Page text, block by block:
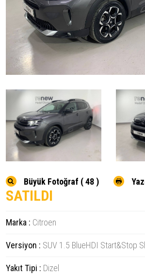
Büyük Fotoğraf ( 48 )
SATILDI
Marka : Citroen
Versiyon : SUV 1.5 BlueHDI Start&Stop
Yakıt Tipi : Dizel